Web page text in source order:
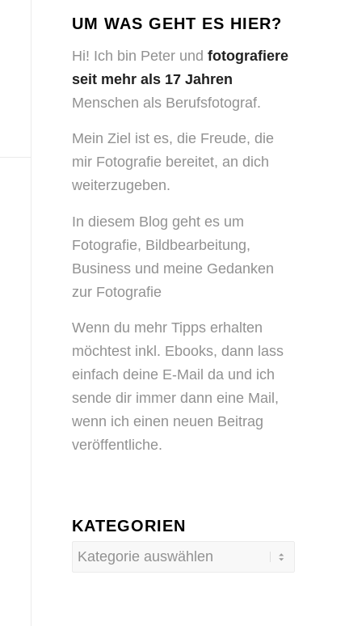
UM WAS GEHT ES HIER?
Hi! Ich bin Peter und fotografiere
seit mehr als 17 Jahren
Menschen als Berufsfotograf.
Mein Ziel ist es, die Freude, die
mir Fotografie bereitet, an dich
weiterzugeben.
In diesem Blog geht es um
Fotografie, Bildbearbeitung,
Business und meine Gedanken
zur Fotografie
Wenn du mehr Tipps erhalten
möchtest inkl. Ebooks, dann lass
einfach deine E-Mail da und ich
sende dir immer dann eine Mail,
wenn ich einen neuen Beitrag
veröffentliche.
KATEGORIEN
Kategorien